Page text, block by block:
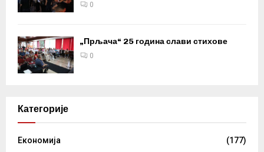
0
„Прљача“ 25 година слави стихове
0
Категорије
Eкономија
(177)